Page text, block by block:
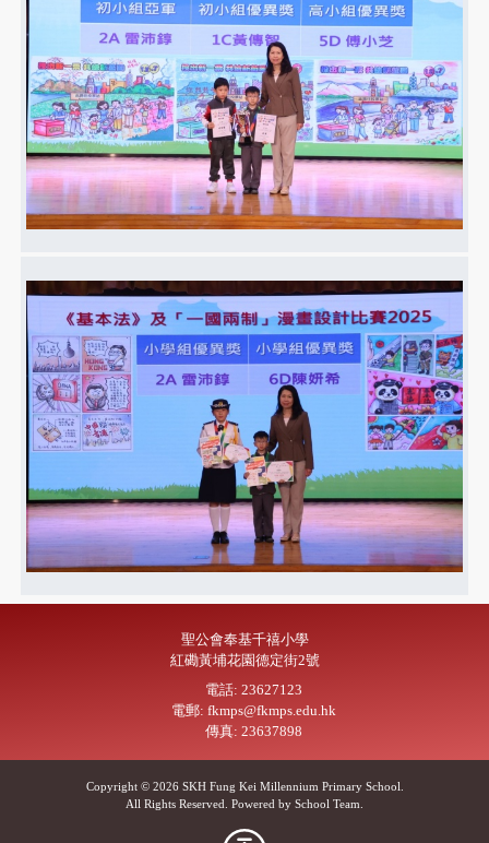
聖公會奉基千禧小學
紅磡黃埔花園德定街2號
電話: 23627123
電郵: fkmps@fkmps.edu.hk
傳真: 23637898
Copyright © 2026 SKH Fung Kei Millennium Primary School.
All Rights Reserved. Powered by School Team